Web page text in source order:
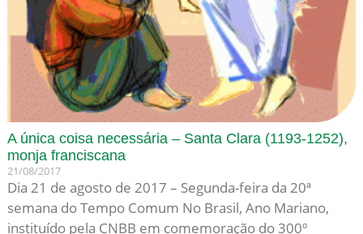
A única coisa necessária – Santa Clara (1193-1252),
monja franciscana
21/08/2017
Dia 21 de agosto de 2017 – Segunda-feira da 20ª
semana do Tempo Comum No Brasil, Ano Mariano,
instituído pela CNBB em comemoração do 300º